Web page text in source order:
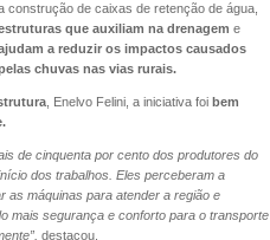
construção de caixas de retenção de água,
que auxiliam na drenagem e
a reduzir os impactos causados
chuvas nas vias rurais.
, Enelvo Felini, a iniciativa foi bem
de cinquenta por cento dos produtores do
dos trabalhos. Eles perceberam a
as máquinas para atender a região e
mais segurança e conforto para o transporte
destacou.